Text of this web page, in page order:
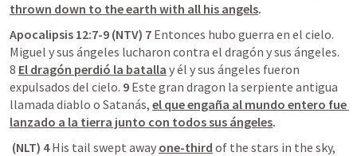
thrown down to the earth with all his angels.
Apocalipsis 12:7-9 (NTV) 7 Entonces hubo guerra en el cielo.
Miguel y sus ángeles lucharon contra el dragón y sus ángeles.
8 El dragón perdió la batalla y él y sus ángeles fueron
expulsados del cielo. 9 Este gran dragon la serpiente antigua
llamada diablo o Satanás, el que engaña al mundo entero fue
lanzado a la tierra junto con todos sus ángeles.
(NLT) 4 His tail swept away one-third of the stars in the sky,